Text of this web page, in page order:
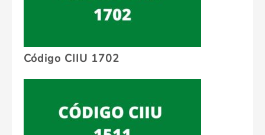
Código CIIU 1702